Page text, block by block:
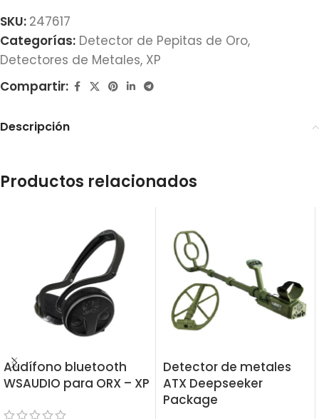
SKU: 247617
Categorías: Detector de Pepitas de Oro,
Detectores de Metales, XP
Compartir:
Descripción
Productos relacionados
Audífono bluetooth
WSAUDIO para ORX – XP
Detector de metales
ATX Deepseeker
Package